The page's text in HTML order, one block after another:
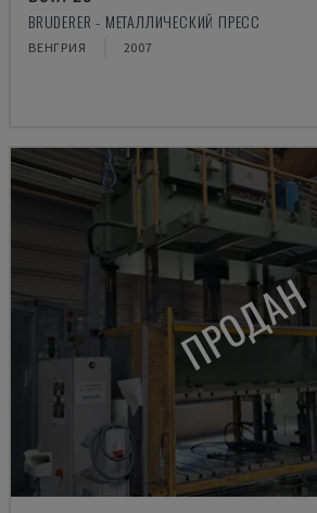
BRUDERER - МЕТАЛЛИЧЕСКИЙ ПРЕСС
ВЕНГРИЯ 2007
ПРОДАН